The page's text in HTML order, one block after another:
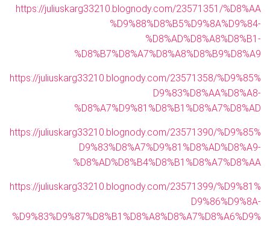
https://juliuskarg33210.blognody.com/23571351/%D8%AA
%D9%88%D8%B5%D9%8A%D9%84-
%D8%AD%D8%A8%D8%B1-
%D8%B7%D8%A7%D8%A8%D8%B9%D8%A9
https://juliuskarg33210.blognody.com/23571358/%D9%85%
D9%83%D8%AA%D8%A8-
%D8%A7%D9%81%D8%B1%D8%A7%D8%AD
https://juliuskarg33210.blognody.com/23571390/%D9%85%
D9%83%D8%A7%D9%81%D8%AD%D8%A9-
%D8%AD%D8%B4%D8%B1%D8%A7%D8%AA
https://juliuskarg33210.blognody.com/23571399/%D9%81%
D9%86%D9%8A-
%D9%83%D9%87%D8%B1%D8%A8%D8%A7%D8%A6%D9%